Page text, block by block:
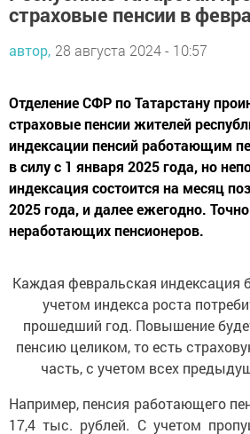
автор, 28 августа 2024 - 10:57
страховые пенсии жителей
индексации пенсий работающим
в силу с 1 января 2025 года, но
индексация состоится на месяц
2025 года, и далее ежегодно.
неработающих пенсионеров.
учетом индекса роста
прошедший год. Повышение
пенсию целиком, то есть
часть, с учетом всех
17,4 тыс. рублей. С учетом
за три предыдущих года работы